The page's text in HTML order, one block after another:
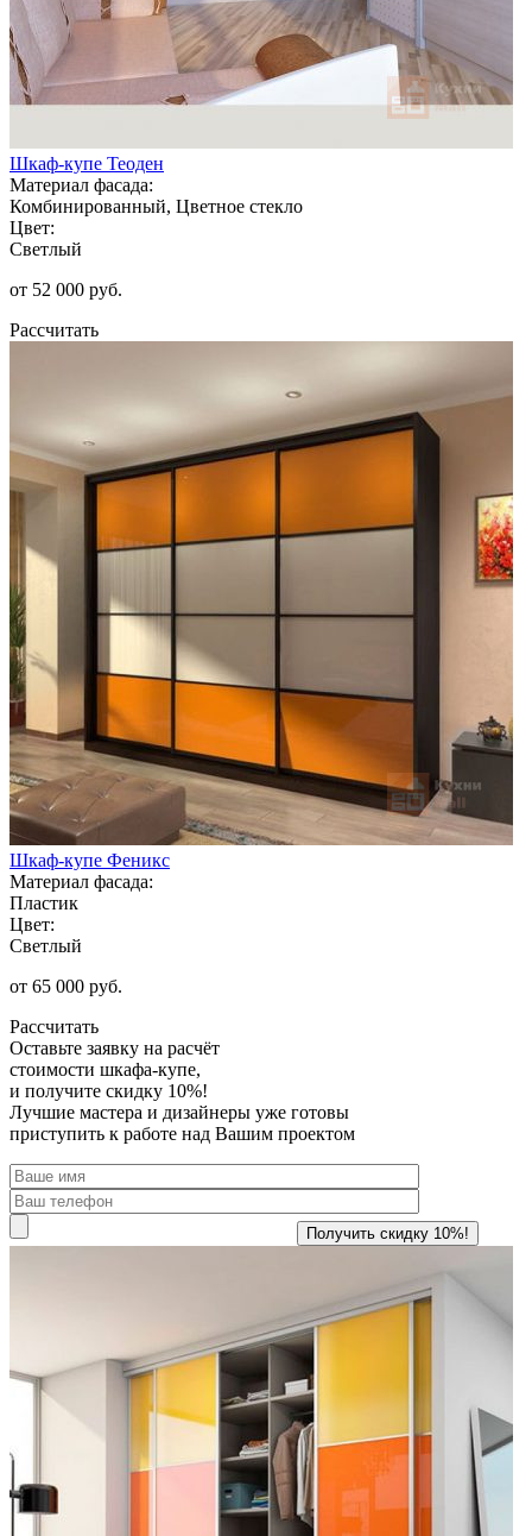
Шкаф-купе Теоден
Материал фасада:
Комбинированный, Цветное стекло
Цвет:
Светлый
от 52 000 руб.
Рассчитать
Шкаф-купе Феникс
Материал фасада:
Пластик
Цвет:
Светлый
от 65 000 руб.
Рассчитать
Оставьте заявку на расчёт
стоимости шкафа-купе,
и получите скидку 10%!
Лучшие мастера и дизайнеры уже готовы
приступить к работе над Вашим проектом